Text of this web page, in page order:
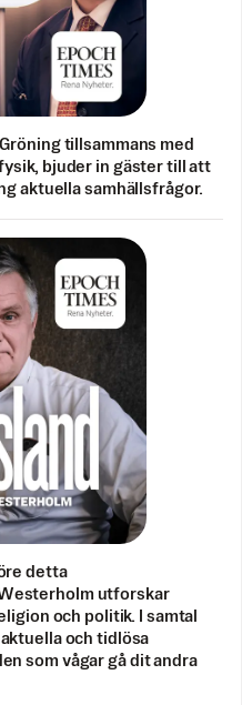
tillsammans med
bjuder in gäster till att
aktuella samhällsfrågor.
detta
utforskar
och politik. I samtal
och tidlösa
som vågar gå dit andra